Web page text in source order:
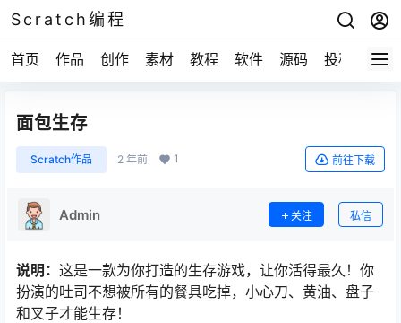
Scratch编程
首页 作品 创作 素材 教程 软件 源码 投稿 关于
面包生存
Scratch作品 2 年前 1 前往下载
Admin 关注 私信
说明： 这是一款为你打造的生存游戏，让你活得最久！你
扮演的吐司不想被所有的餐具吃掉，小心刀、黄油、盘子
和叉子才能生存！